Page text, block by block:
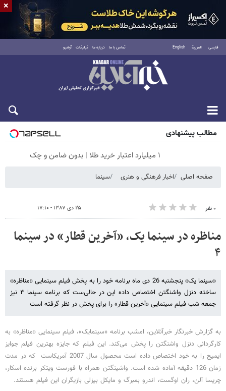
فارسی العربية English تماس با ما درباره ما تبلیغات آرشیو
جمعه ۱۶ مرداد ۱۴۰۵
مطالب پیشنهادی
۱ میلیارد اعتبار خرید طلا | بدون ضامن و چک
صفحه اصلی اخبار فرهنگی و هنری سینما
۰ نفر ۲۵ دی ۱۳۸۷ - ۱۷:۱۰
مناظره در سینما یک، «آخرین قطار» در سینما
۴
«سینما یک» پنجشنبه 26 دی ماه برنامه خود را به پخش فیلم سینمایی «مناظره»
ساخته دنزل واشنگتن اختصاص داده این در حالی‌ست که برنامه سینما ۴ نیز
جمعه شب فیلم سینمایی «آخرین قطار» را برای پخش در نظر گرفته است
به گزارش خبرنگار خبرآنلاین، امشب برنامه «سینمایک»، فیلم سینمایی «مناظره» به
کارگردانی دنزل واشنگتن را پخش می‌کند. این فیلم که جایزه بهترین فیلم جوایز
ایمیج را به خود اختصاص داده است محصول سال 2007 آمریکاست که در مدت
زمان 126 دقیقه آماده شده است. واشینگتن همراه با فورست ویتکر برنده اسکار،
چریسا آلن، ران اوگست، اندرو بمبرگ و مایکل بیزلی بازیگران این فیلم هستند.
×